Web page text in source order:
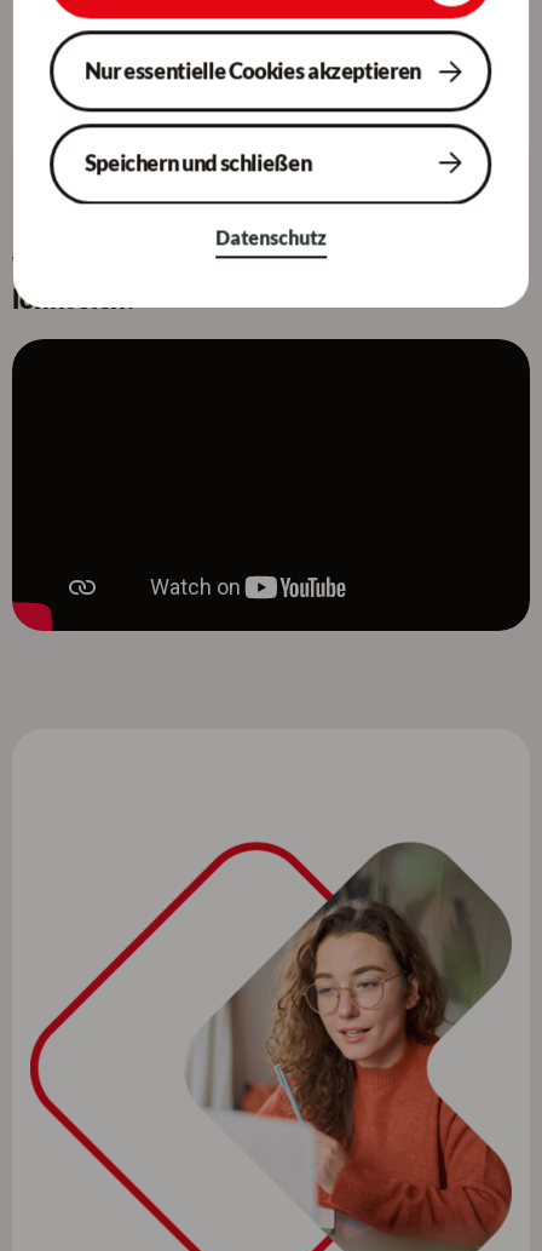
Andreas Altefrohne, Recruiter
0221 - 6909 0
bewerbung@socura.de
Was dich bei uns erwartet? Reinschauen
lohnt sich!
Nur essentielle Cookies akzeptieren
Speichern und schließen
Datenschutz